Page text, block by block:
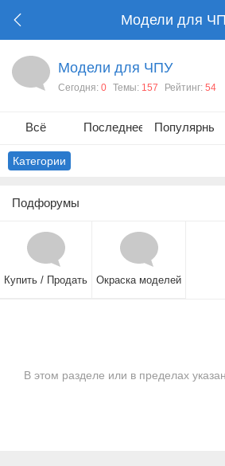
Модели для
Модели для ЧПУ
Сегодня: 0 Темы: 157 Рейтинг: 54
Всё Последнее Популярные
Категории
Подфорумы
Купить / Продать Окраска моделей
В этом разделе или в пределах